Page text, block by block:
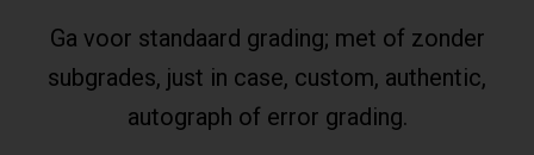
Ga voor standaard grading; met of zonder
subgrades, just in case, custom, authentic,
autograph of error grading.